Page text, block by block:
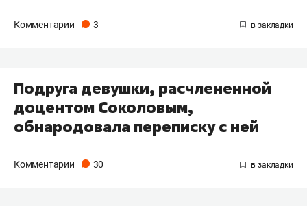
Комментарии 3
Подруга девушки, расчлененной
доцентом Соколовым,
обнародовала переписку с ней
Комментарии 30